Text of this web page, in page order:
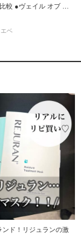
ブ デ
ベ
ンド！リジュランの激